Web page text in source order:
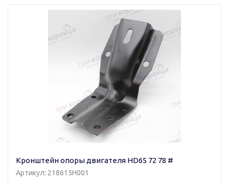
Кронштейн опоры двигателя HD65 72 78 #
Артикул: 218615H001